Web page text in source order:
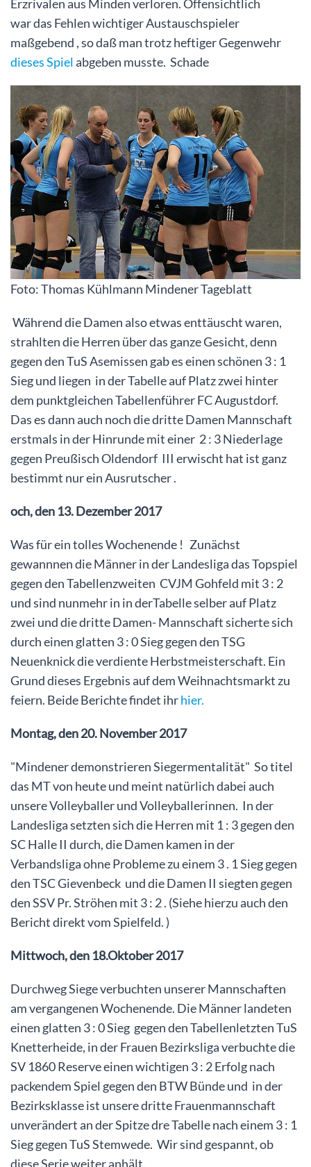
Erzrivalen aus Minden verloren. Offensichtlich
war das Fehlen wichtiger Austauschspieler
maßgebend , so daß man trotz heftiger Gegenwehr
dieses Spielabgeben musste. Schade
Foto: Thomas Kühlmann Mindener Tageblatt
Während die Damen also etwas enttäuscht waren,
strahlten die Herren über das ganze Gesicht, denn
gegen den TuS Asemissen gab es einen schönen 3 : 1
Sieg und liegen in der Tabelle auf Platz zwei hinter
dem punktgleichen Tabellenführer FC Augustdorf.
Das es dann auch noch die dritte Damen Mannschaft
erstmals in der Hinrunde mit einer 2 : 3 Niederlage
gegen Preußisch Oldendorf III erwischt hat ist ganz
bestimmt nur ein Ausrutscher .
och, den 13. Dezember 2017
Was für ein tolles Wochenende ! Zunächst
gewannnen die Männer in der Landesliga das Topspiel
gegen den Tabellenzweiten CVJM Gohfeld mit 3 : 2
und sind nunmehr in in derTabelle selber auf Platz
zwei und die dritte Damen- Mannschaft sicherte sich
durch einen glatten 3 : 0 Sieg gegen den TSG
Neuenknick die verdiente Herbstmeisterschaft. Ein
Grund dieses Ergebnis auf dem Weihnachtsmarkt zu
feiern. Beide Berichte findet ihrhier.
Montag, den 20. November 2017
"Mindener demonstrieren Siegermentalität" So titel
das MT von heute und meint natürlich dabei auch
unsere Volleyballer und Volleyballerinnen. In der
Landesliga setzten sich die Herren mit 1 : 3 gegen den
SC Halle II durch, die Damen kamen in der
Verbandsliga ohne Probleme zu einem 3 . 1 Sieg gegen
den TSC Gievenbeck und die Damen II siegten gegen
den SSV Pr. Ströhen mit 3 : 2 . (Siehe hierzu auch den
Bericht direkt vom Spielfeld. )
Mittwoch, den 18.Oktober 2017
Durchweg Siege verbuchten unserer Mannschaften
am vergangenen Wochenende. Die Männer landeten
einen glatten 3 : 0 Sieg gegen den Tabellenletzten TuS
Knetterheide, in der Frauen Bezirksliga verbuchte die
SV 1860 Reserve einen wichtigen 3 : 2 Erfolg nach
packendem Spiel gegen den BTW Bünde und in der
Bezirksklasse ist unsere dritte Frauenmannschaft
unverändert an der Spitze dre Tabelle nach einem 3 : 1
Sieg gegen TuS Stemwede. Wir sind gespannt, ob
diese Serie weiter anhält.